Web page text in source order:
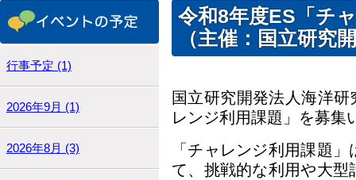
令和8年度ES「チ
（主催：国立研究
国立研究開発法人海洋
レンジ利用課題」を募集
「チャレンジ利用課題
て、挑戦的な利用や大
行事予定 (1)
2026年9月 (1)
2026年8月 (3)